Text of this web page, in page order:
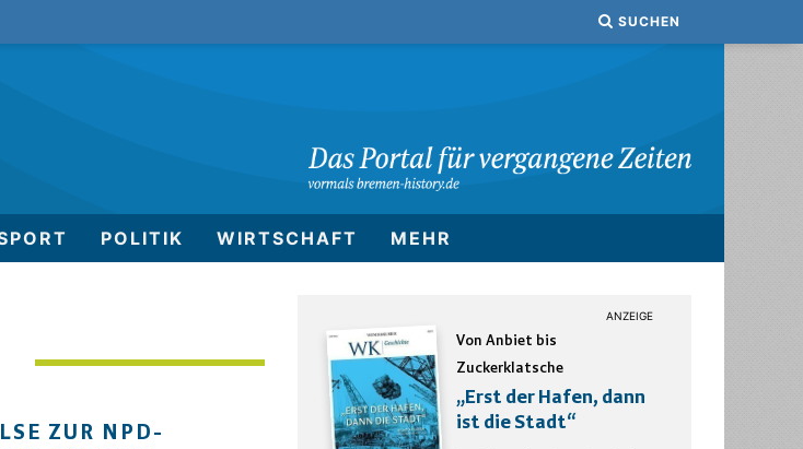
SUCHEN
POLITIK WIRTSCHAFT MEHR
ZUR NPD-
Von Anbiet bis
Zuckerklatsche
„Erst der Hafen, dann
ist die Stadt“